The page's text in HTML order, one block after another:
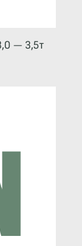
— 3,5т